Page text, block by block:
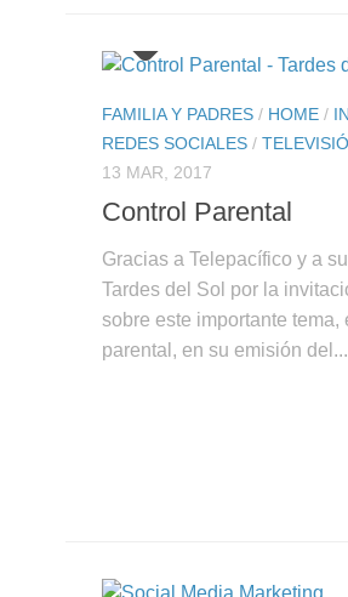
FAMILIA Y PADRES / HOME /
REDES SOCIALES /
13 MAR, 2017
Control Parental
Gracias a Telepacífico y a
Tardes del Sol por la
sobre este importante tema,
parental, en su emisión del...